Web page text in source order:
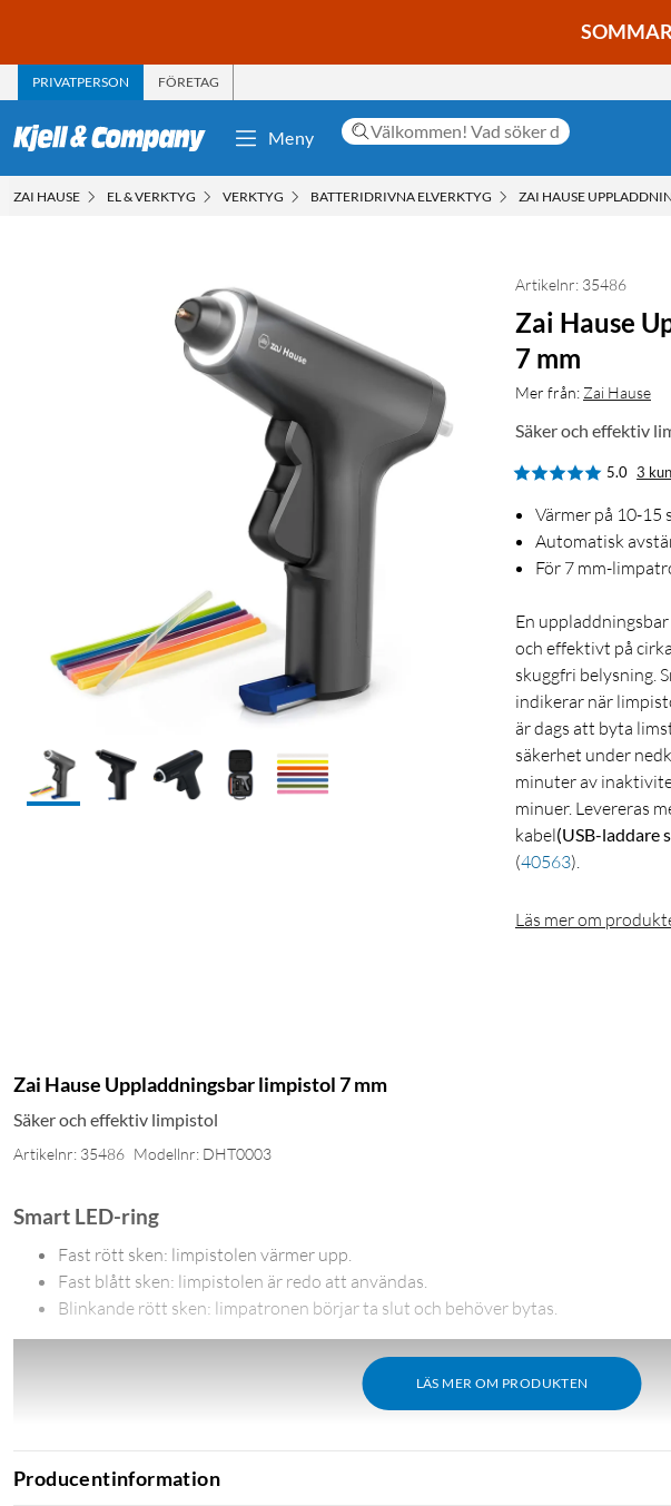
PRIVATPERSON FÖRETAG
Meny
ZAI HAUSE EL & VERKTYG VERKTYG BATTERIDRIVNA ELVERKTYG ZAI HAUSE
Artikelnr: 35486
Zai Hause
7 mm
Mer från: Zai Hause
Säker och effektiv
5.0 3
Värmer på 10-15
Automatisk
För 7 mm-
En
och effektivt på
skuggfri belysning.
indikerar när
är dags att byta
säkerhet under
minuter av
minuer. Levereras
kabel(USB-laddare
(40563).
Läs mer om
Zai Hause Uppladdningsbar limpistol 7 mm
Säker och effektiv limpistol
Artikelnr: 35486 Modellnr: DHT0003
LÄS MER OM PRODUKTEN
Smart LED-ring
Fast rött sken: limpistolen värmer upp.
Fast blått sken: limpistolen är redo att användas.
Blinkande rött sken: limpatronen börjar ta slut och behöver bytas.
Producentinformation